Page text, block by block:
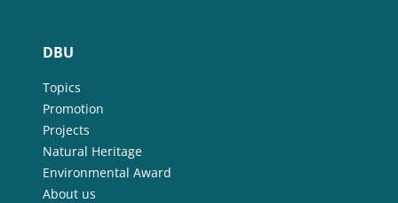
DBU
Topics
Promotion
Projects
Natural Heritage
Environmental Award
About us